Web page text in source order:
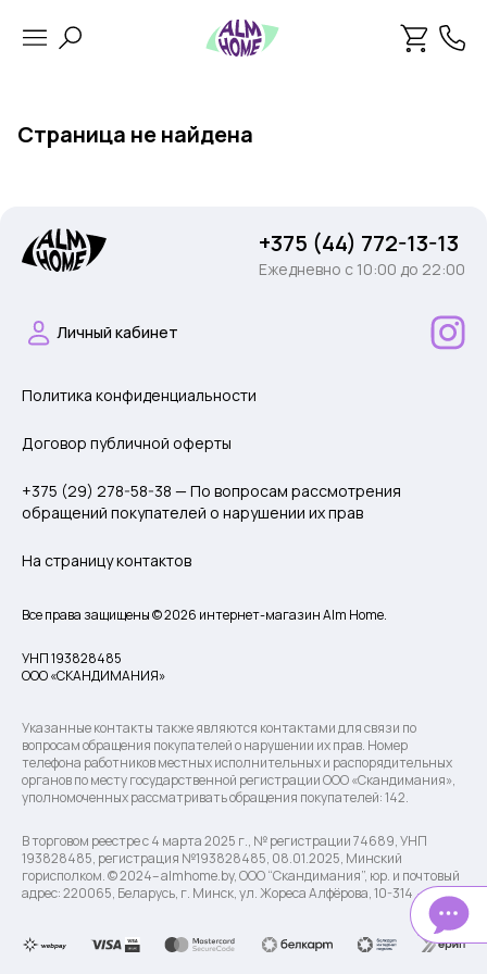
Страница не найдена
+375 (44) 772-13-13
Ежедневно c 10:00 до 22:00
Личный кабинет
Политика конфиденциальности
Договор публичной оферты
+375 (29) 278-58-38 — По вопросам рассмотрения
обращений покупателей о нарушении их прав
На страницу контактов
Все права защищены © 2026 интернет-магазин Alm Home.
УНП 193828485
ООО «СКАНДИМАНИЯ»
Указанные контакты также являются контактами для связи по
вопросам обращения покупателей о нарушении их прав. Номер
телефона работников местных исполнительных и распорядительных
органов по месту государственной регистрации ООО «Скандимания»,
уполномоченных рассматривать обращения покупателей: 142.
В торговом реестре с 4 марта 2025 г., № регистрации 74689, УНП
193828485, регистрация №193828485, 08.01.2025, Минский
горисполком. © 2024– almhome.by, ООО “Скандимания”, юр. и почтовый
адрес: 220065, Беларусь, г. Минск, ул. Жореса Алфёрова, 10-314